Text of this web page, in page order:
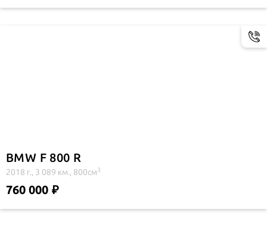
BMW F 800 R
2018 г., 3 089 км., 800см3
760 000